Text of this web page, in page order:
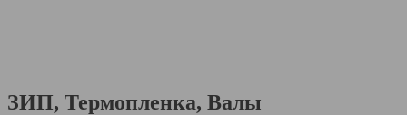
ЗИП, Термопленка, Валы